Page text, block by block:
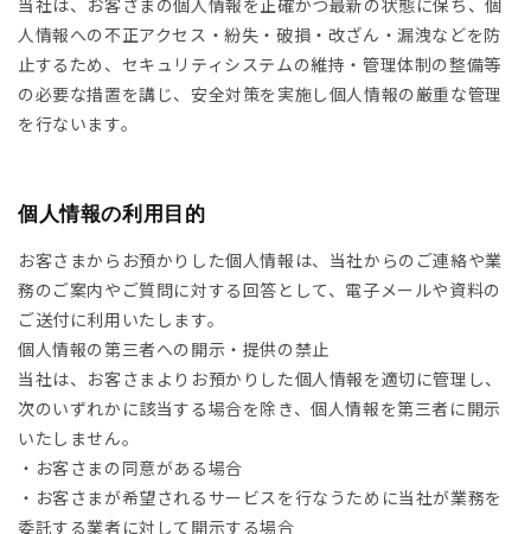
& Cap
GOODS & FRAGRANCE
GOOSE
Kisada
VAN NOTEN
kei ninomiya
BOY
GOOSE DELUXE
当社は、お客さまの個人情報を正確かつ最新の状態に保ち、個
人情報への不正アクセス・紛失・破損・改ざん・漏洩などを防
止するため、セキュリティシステムの維持・管理体制の整備等
の必要な措置を講じ、安全対策を実施し個人情報の厳重な管理
を行ないます。
個人情報の利用目的
お客さまからお預かりした個人情報は、当社からのご連絡や業
務のご案内やご質問に対する回答として、電子メールや資料の
ご送付に利用いたします。
個人情報の第三者への開示・提供の禁止
当社は、お客さまよりお預かりした個人情報を適切に管理し、
次のいずれかに該当する場合を除き、個人情報を第三者に開示
いたしません。
・お客さまの同意がある場合
・お客さまが希望されるサービスを行なうために当社が業務を
委託する業者に対して開示する場合